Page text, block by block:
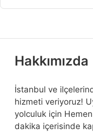
Hakkımızda
İstanbul ve
hizmeti veriyoruz!
yolculuk için
dakika içerisinde